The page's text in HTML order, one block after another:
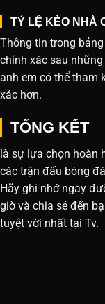
TỶ LỆ KÈO NHÀ
Thông tin trong
chính xác sau
anh em có thể tham
xác hơn.
TỔNG KẾT
là sự lựa chọn hoàn
các trận đấu bóng
Hãy ghi nhớ ngay
giờ và chia sẻ đến
tuyệt vời nhất tại Tv.